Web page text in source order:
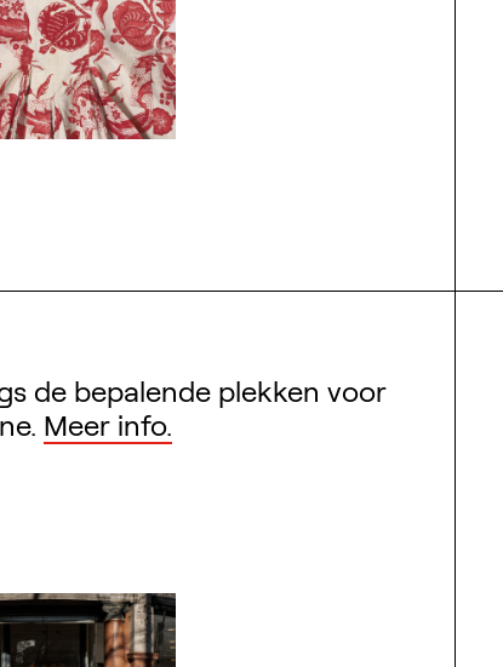
de bepalende plekken voor
Meer info.